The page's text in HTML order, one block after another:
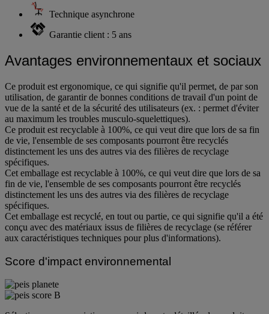
Technique asynchrone
Garantie client : 5 ans
Avantages environnementaux et sociaux
Ce produit est ergonomique, ce qui signifie qu'il permet, de par son
utilisation, de garantir de bonnes conditions de travail d'un point de
vue de la santé et de la sécurité des utilisateurs (ex. : permet d'éviter
au maximum les troubles musculo-squelettiques).
Ce produit est recyclable à 100%, ce qui veut dire que lors de sa fin
de vie, l'ensemble de ses composants pourront être recyclés
distinctement les uns des autres via des filières de recyclage
spécifiques.
Cet emballage est recyclable à 100%, ce qui veut dire que lors de sa
fin de vie, l'ensemble de ses composants pourront être recyclés
distinctement les uns des autres via des filières de recyclage
spécifiques.
Cet emballage est recyclé, en tout ou partie, ce qui signifie qu'il a été
conçu avec des matériaux issus de filières de recyclage (se référer
aux caractéristiques techniques pour plus d'informations).
Score d'impact environnemental